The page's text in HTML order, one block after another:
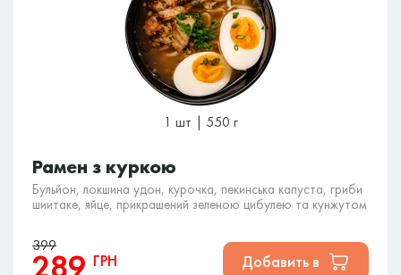
1 шт | 550 г
Рамен з куркою
Бульйон, локшина удон, курочка, пекинська капуста, гриби
шиитаке, яйце, прикрашений зеленою цибулею та кунжутом
399
ГРН Добавить в